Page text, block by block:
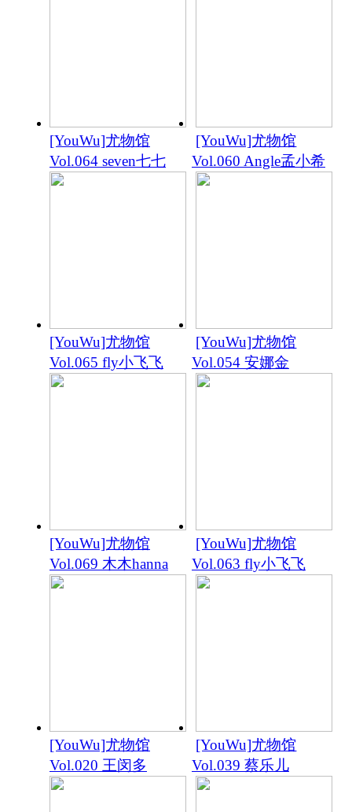
[YouWu]尤物馆
Vol.064 seven七七
[YouWu]尤物馆
Vol.060 Angle孟小希
[YouWu]尤物馆
Vol.065 fly小飞飞
[YouWu]尤物馆
Vol.054 安娜金
[YouWu]尤物馆
Vol.069 木木hanna
[YouWu]尤物馆
Vol.063 fly小飞飞
[YouWu]尤物馆
Vol.020 王闵多
[YouWu]尤物馆
Vol.039 蔡乐儿